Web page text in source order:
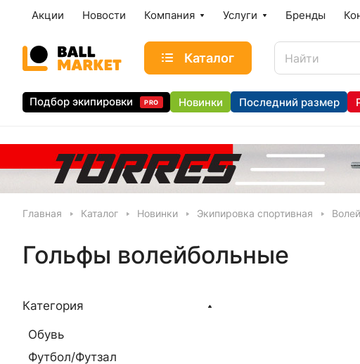
Акции Новости Компания Услуги Бренды
Каталог
Подбор экипировки PRO Новинки Последний размер
Главная Каталог Новинки Экипировка спортивная
Гольфы волейбольные
Категория
Обувь
Футбол/Футзал